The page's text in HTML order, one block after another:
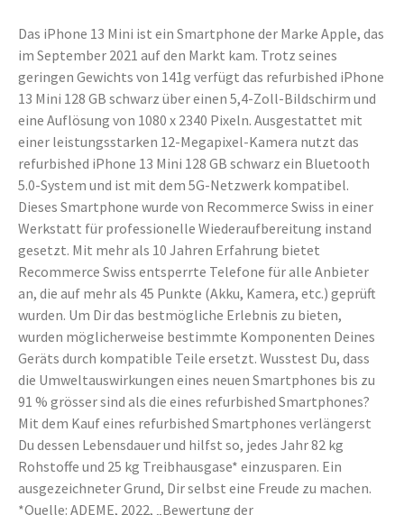
Das iPhone 13 Mini ist ein Smartphone der Marke Apple, das
im September 2021 auf den Markt kam. Trotz seines
geringen Gewichts von 141g verfügt das refurbished iPhone
13 Mini 128 GB schwarz über einen 5,4-Zoll-Bildschirm und
eine Auflösung von 1080 x 2340 Pixeln. Ausgestattet mit
einer leistungsstarken 12-Megapixel-Kamera nutzt das
refurbished iPhone 13 Mini 128 GB schwarz ein Bluetooth
5.0-System und ist mit dem 5G-Netzwerk kompatibel.
Dieses Smartphone wurde von Recommerce Swiss in einer
Werkstatt für professionelle Wiederaufbereitung instand
gesetzt. Mit mehr als 10 Jahren Erfahrung bietet
Recommerce Swiss entsperrte Telefone für alle Anbieter
an, die auf mehr als 45 Punkte (Akku, Kamera, etc.) geprüft
wurden. Um Dir das bestmögliche Erlebnis zu bieten,
wurden möglicherweise bestimmte Komponenten Deines
Geräts durch kompatible Teile ersetzt. Wusstest Du, dass
die Umweltauswirkungen eines neuen Smartphones bis zu
91 % grösser sind als die eines refurbished Smartphones?
Mit dem Kauf eines refurbished Smartphones verlängerst
Du dessen Lebensdauer und hilfst so, jedes Jahr 82 kg
Rohstoffe und 25 kg Treibhausgase* einzusparen. Ein
ausgezeichneter Grund, Dir selbst eine Freude zu machen.
*Quelle: ADEME, 2022, „Bewertung der